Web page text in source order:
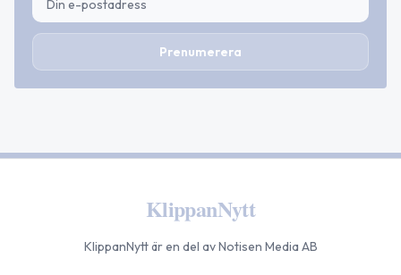
Prenumerera
KlippanNytt
KlippanNyttär en del av Notisen Media AB